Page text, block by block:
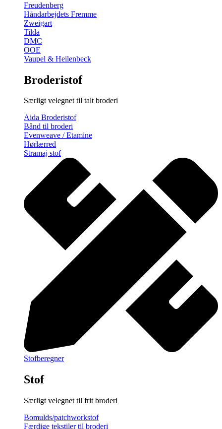
Freudenberg
Håndarbejdets Fremme
Zweigart
Tilda
DMC
OOE
Vaupel & Heilenbeck
Broderistof
Særligt velegnet til talt broderi
Aida Broderistof
Bånd til broderi
Evenweave / Etamine
Hørlærred
Stramaj stof
Stofberegner
Stof
Særligt velegnet til frit broderi
Bomulds/patchworkstof
Færdige tekstiler til broderi